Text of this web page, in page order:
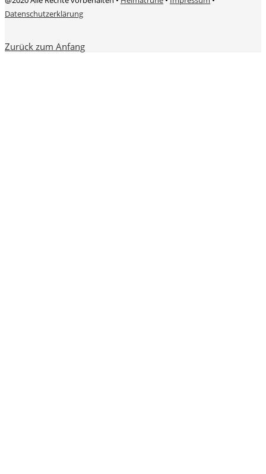
Datenschutzerklärung
Zurück zum Anfang